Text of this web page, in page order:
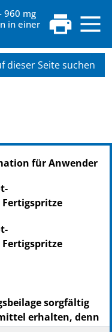
960 mg
in einer
dieser Seite suchen
für Anwender
sorgfältig
erhalten, denn